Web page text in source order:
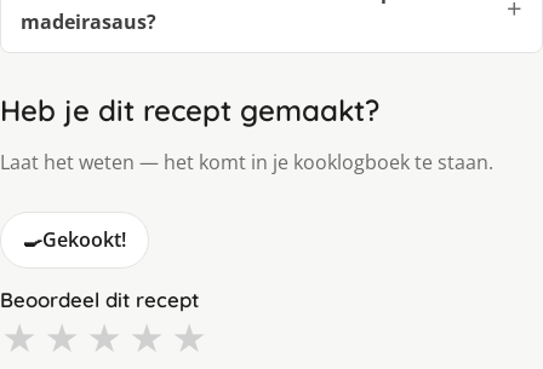
madeirasaus?
Heb je dit recept gemaakt?
Laat het weten — het komt in je kooklogboek te staan.
🍳Gekookt!
Beoordeel dit recept
★ ★ ★ ★ ★